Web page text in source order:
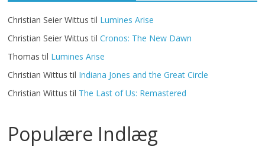
Christian Seier Wittus til Lumines Arise
Christian Seier Wittus tilCronos: The New Dawn
Thomas til Lumines Arise
Christian Wittus til Indiana Jones and the Great Circle
Christian Wittus til The Last of Us: Remastered
Populære Indlæg